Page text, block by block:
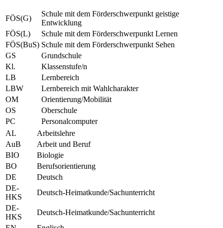
FÖS(G)
Schule mit dem Förderschwerpunkt geistige
Entwicklung
FÖS(L)
Schule mit dem Förderschwerpunkt Lernen
FÖS(BuS) Schule mit dem Förderschwerpunkt Sehen
GS
Grundschule
Kl.
Klassenstufe/n
LB
Lernbereich
LBW
Lernbereich mit Wahlcharakter
OM
Orientierung/Mobilität
OS
Oberschule
PC
Personalcomputer
AL
Arbeitslehre
AuB
Arbeit und Beruf
BIO
Biologie
BO
Berufsorientierung
DE
Deutsch
DE-
HKS
Deutsch-Heimatkunde/Sachunterricht
DE-
HKS
Deutsch-Heimatkunde/Sachunterricht